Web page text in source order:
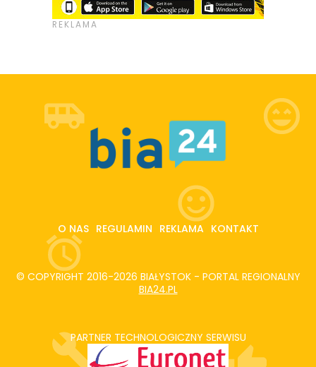
O NAS REGULAMIN REKLAMA KONTAKT
© COPYRIGHT 2016-2026 BIAŁYSTOK - PORTAL REGIONALNY
BIA24.PL
PARTNER TECHNOLOGICZNY SERWISU